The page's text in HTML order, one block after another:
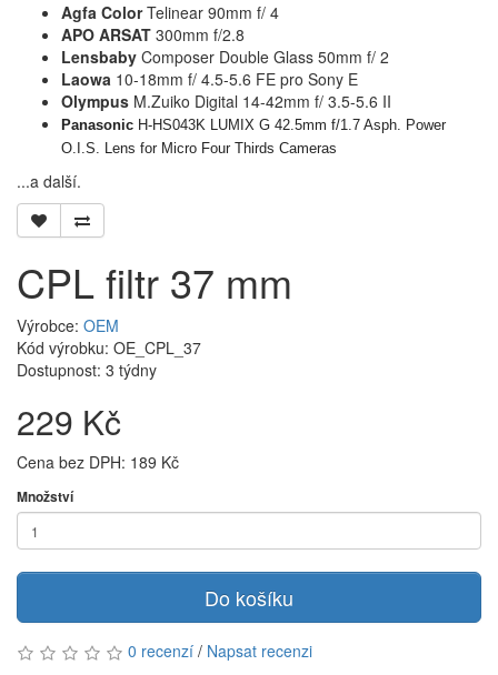
Agfa ColorTelinear 90mm f/ 4
APO ARSAT 300mm f/2.8
Lensbaby Composer Double Glass 50mm f/ 2
Laowa 10-18mm f/ 4.5-5.6 FE pro Sony E
Olympus M.Zuiko Digital 14-42mm f/ 3.5-5.6 II
Panasonic H-HS043K LUMIX G 42.5mm f/1.7 Asph. Power
O.I.S. Lens for Micro Four Thirds Cameras
...a další.
CPL filtr 37 mm
Výrobce: OEM
Kód výrobku: OE_CPL_37
Dostupnost: 3 týdny
229 Kč
Cena bez DPH: 189 Kč
Množství
Do košíku
0 recenzí / Napsat recenzi